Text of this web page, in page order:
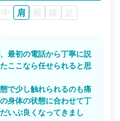
肩 腕 膝 足
最初の電話から丁寧に説
ここなら任せられると思
で少し触れられるのも痛
身体の状態に合わせて丁
いぶ良くなってきまし